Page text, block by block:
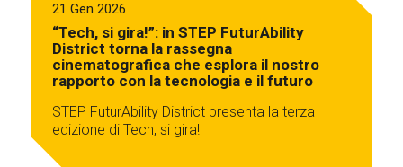
21 Gen 2026
“Tech, si gira!”: in STEP FuturAbility
District torna la rassegna
cinematografica che esplora il nostro
rapporto con la tecnologia e il futuro
STEP FuturAbility District presenta la terza
edizione di Tech, si gira!